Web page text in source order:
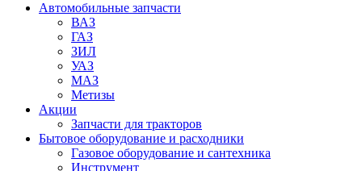
Автомобильные запчасти
ВАЗ
ГАЗ
ЗИЛ
УАЗ
МАЗ
Метизы
Акции
Запчасти для тракторов
Бытовое оборудование и расходники
Газовое оборудование и сантехника
Инструмент